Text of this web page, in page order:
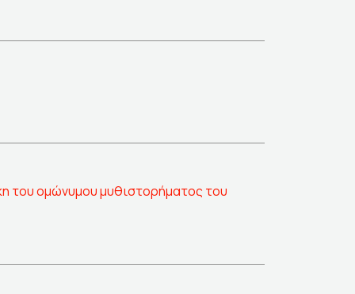
του ομώνυμου μυθιστορήματος του